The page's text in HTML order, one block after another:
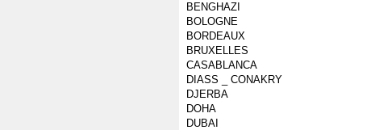
BENGHAZI
BOLOGNE
BORDEAUX
BRUXELLES
CASABLANCA
DIASS _ CONAKRY
DJERBA
DOHA
DUBAI